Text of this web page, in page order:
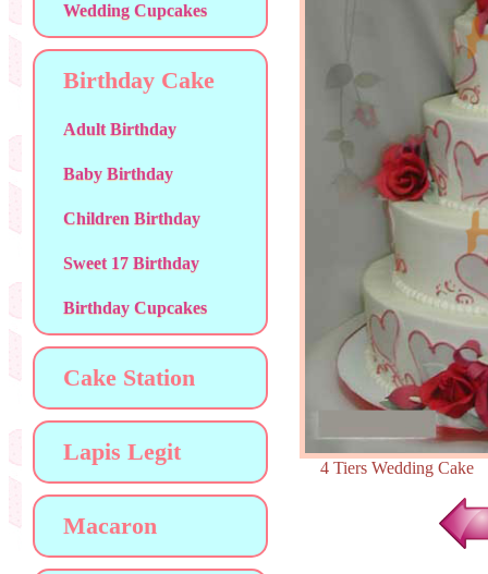
Wedding Cupcakes
Birthday Cake
Adult Birthday
Baby Birthday
Children Birthday
Sweet 17 Birthday
Birthday Cupcakes
Cake Station
Lapis Legit
Macaron
4 Tiers Wedding